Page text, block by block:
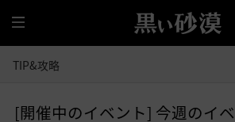
全
体
TIP&攻略
[開催中のイベント] 今週のイ